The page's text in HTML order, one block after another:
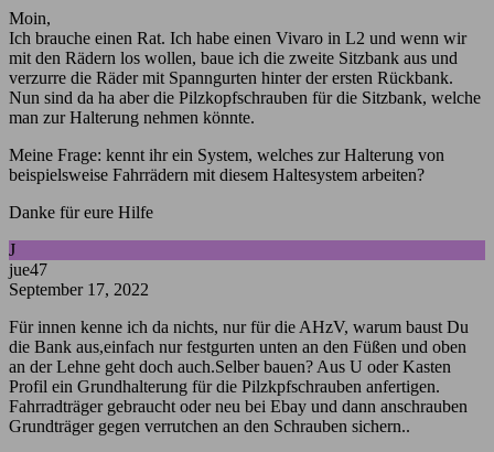
Moin,
Ich brauche einen Rat. Ich habe einen Vivaro in L2 und wenn wir
mit den Rädern los wollen, baue ich die zweite Sitzbank aus und
verzurre die Räder mit Spanngurten hinter der ersten Rückbank.
Nun sind da ha aber die Pilzkopfschrauben für die Sitzbank, welche
man zur Halterung nehmen könnte.
Meine Frage: kennt ihr ein System, welches zur Halterung von
beispielsweise Fahrrädern mit diesem Haltesystem arbeiten?
Danke für eure Hilfe
J
jue47
September 17, 2022
Für innen kenne ich da nichts, nur für die AHzV, warum baust Du
die Bank aus,einfach nur festgurten unten an den Füßen und oben
an der Lehne geht doch auch.Selber bauen? Aus U oder Kasten
Profil ein Grundhalterung für die Pilzkpfschrauben anfertigen.
Fahrradträger gebraucht oder neu bei Ebay und dann anschrauben
Grundträger gegen verrutchen an den Schrauben sichern..